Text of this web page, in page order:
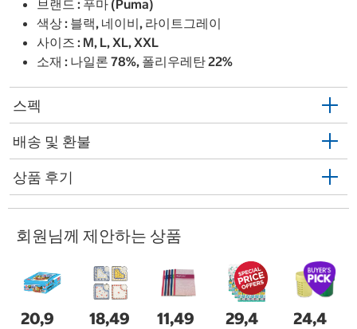
브랜드 : 푸마 (Puma)
색상 : 블랙, 네이비, 라이트그레이
사이즈 : M, L, XL, XXL
소재 : 나일론 78%, 폴리우레탄 22%
스펙
배송 및 환불
상품 후기
회원님께 제안하는 상품
20,9
18,49
11,49
29,4
24,4